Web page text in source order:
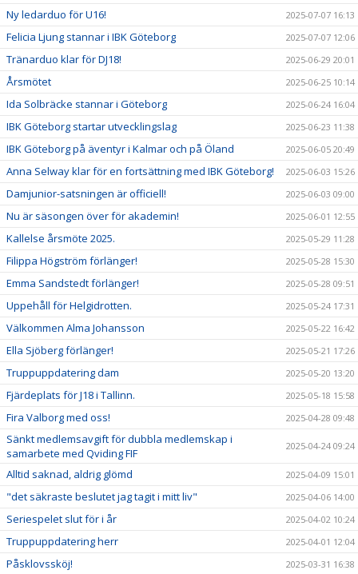
Ny ledarduo för U16! 2025-07-07 16:13
Felicia Ljung stannar i IBK Göteborg 2025-07-07 12:06
Tränarduo klar för DJ18! 2025-06-29 20:01
Årsmötet 2025-06-25 10:14
Ida Solbräcke stannar i Göteborg 2025-06-24 16:04
IBK Göteborg startar utvecklingslag 2025-06-23 11:38
IBK Göteborg på äventyr i Kalmar och på Öland 2025-06-05 20:49
Anna Selway klar för en fortsättning med IBK Göteborg! 2025-06-03 15:26
Damjunior-satsningen är officiell! 2025-06-03 09:00
Nu är säsongen över för akademin! 2025-06-01 12:55
Kallelse årsmöte 2025. 2025-05-29 11:28
Filippa Högström förlänger! 2025-05-28 15:30
Emma Sandstedt förlänger! 2025-05-28 09:51
Uppehåll för Helgidrotten. 2025-05-24 17:31
Välkommen Alma Johansson 2025-05-22 16:42
Ella Sjöberg förlänger! 2025-05-21 17:26
Truppuppdatering dam 2025-05-20 13:20
Fjärdeplats för J18 i Tallinn. 2025-05-18 15:58
Fira Valborg med oss! 2025-04-28 09:48
Sänkt medlemsavgift för dubbla medlemskap i
samarbete med Qviding FIF
2025-04-24 09:24
Alltid saknad, aldrig glömd 2025-04-09 15:01
"det säkraste beslutet jag tagit i mitt liv" 2025-04-06 14:00
Seriespelet slut för i år 2025-04-02 10:24
Truppuppdatering herr 2025-04-01 12:04
Påsklovssköj! 2025-03-31 16:38